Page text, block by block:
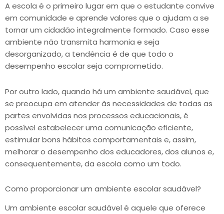
A escola é o primeiro lugar em que o estudante convive
em comunidade e aprende valores que o ajudam a se
tornar um cidadão integralmente formado. Caso esse
ambiente não transmita harmonia e seja
desorganizado, a tendência é de que todo o
desempenho escolar seja comprometido.
Por outro lado, quando há um ambiente saudável, que
se preocupa em atender às necessidades de todas as
partes envolvidas nos processos educacionais, é
possível estabelecer uma comunicação eficiente,
estimular bons hábitos comportamentais e, assim,
melhorar o desempenho dos educadores, dos alunos e,
consequentemente, da escola como um todo.
Como proporcionar um ambiente escolar saudável?
Um ambiente escolar saudável é aquele que oferece